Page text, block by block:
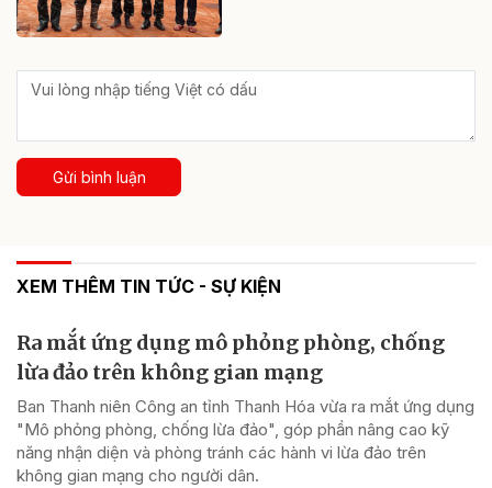
Gửi bình luận
XEM THÊM TIN TỨC - SỰ KIỆN
Ra mắt ứng dụng mô phỏng phòng, chống
lừa đảo trên không gian mạng
Ban Thanh niên Công an tỉnh Thanh Hóa vừa ra mắt ứng dụng
"Mô phỏng phòng, chống lừa đảo", góp phần nâng cao kỹ
năng nhận diện và phòng tránh các hành vi lừa đảo trên
không gian mạng cho người dân.